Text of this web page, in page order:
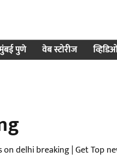
पुणे वेब स्टोरीज
on delhi breaking | Get Top